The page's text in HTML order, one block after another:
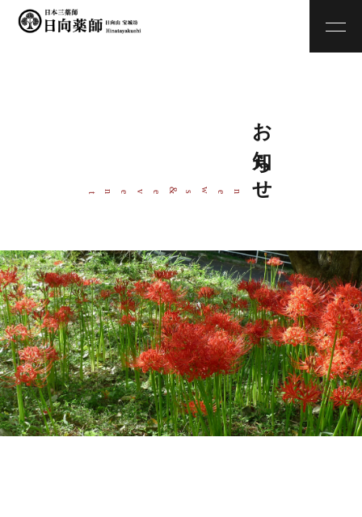
お知らせ
ne
w s
& even
t